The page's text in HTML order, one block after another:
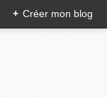
+ Créer mon blog